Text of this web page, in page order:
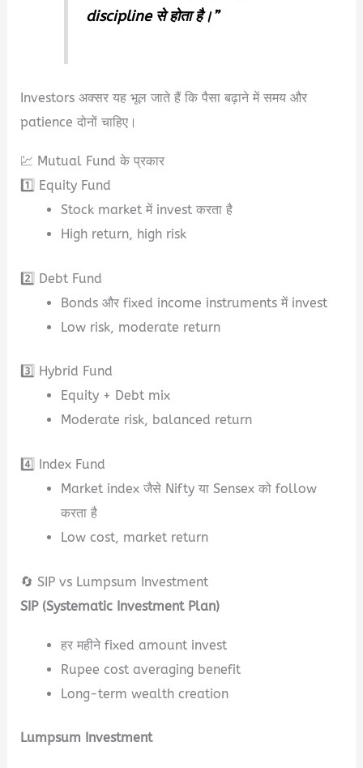
discipline से होता है।”
Investors अक्सर यह भूल जाते हैं कि पैसा बढ़ाने में समय और
patience दोनों चाहिए।
💹 Mutual Fund के प्रकार
1️⃣ Equity Fund
Stock market में invest करता है
High return, high risk
2️⃣ Debt Fund
Bonds और fixed income instruments में invest
Low risk, moderate return
3️⃣ Hybrid Fund
Equity + Debt mix
Moderate risk, balanced return
4️⃣ Index Fund
Market index जैसे Nifty या Sensex को follow
करता है
Low cost, market return
🔄 SIP vs Lumpsum Investment
SIP (Systematic Investment Plan)
हर महीने fixed amount invest
Rupee cost averaging benefit
Long-term wealth creation
Lumpsum Investment